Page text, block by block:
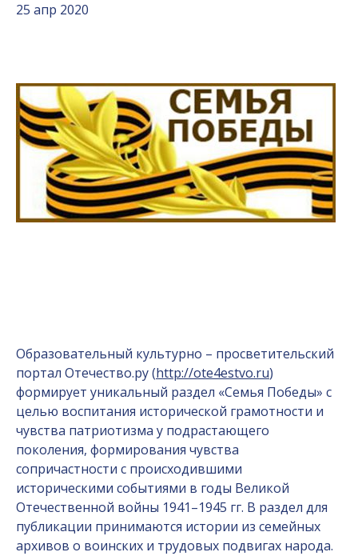
25 апр 2020
Образовательный культурно – просветительский
портал Отечество.ру (http://ote4estvo.ru)
формирует уникальный раздел «Семья Победы» с
целью воспитания исторической грамотности и
чувства патриотизма у подрастающего
поколения, формирования чувства
сопричастности с происходившими
историческими событиями в годы Великой
Отечественной войны 1941–1945 гг. В раздел для
публикации принимаются истории из семейных
архивов о воинских и трудовых подвигах народа.